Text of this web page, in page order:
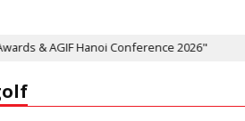
Conference 2026" Kỷ niệm